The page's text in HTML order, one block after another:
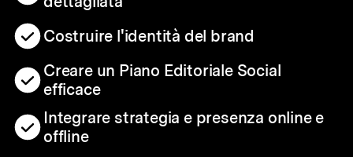
Costruire l'identità del brand
Creare un Piano Editoriale Social
efficace
Integrare strategia e presenza online e
offline